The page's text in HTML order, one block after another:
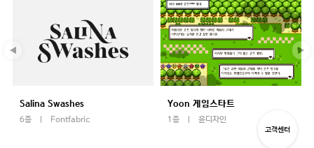
Salina Swashes
6종 Fontfabric
Yoon 게임스타트
1종 윤디자인
고객센터